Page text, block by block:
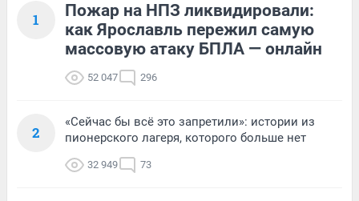
1
Пожар на НПЗ ликвидировали:
как Ярославль пережил самую
массовую атаку БПЛА — онлайн
52 047 296
2
«Сейчас бы всё это запретили»: истории из
пионерского лагеря, которого больше нет
32 949 73